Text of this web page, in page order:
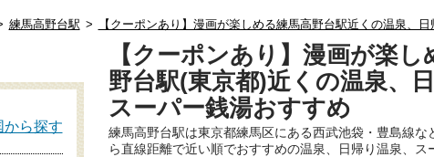
練馬高野台駅 > 【クーポンあり】漫画が楽しめる練馬高野台駅近くの温泉、
【クーポンあり】漫画が楽し
野台駅(東京都)近くの温泉、日
スーパー銭湯おすすめ
練馬高野台駅は東京都練馬区にある西武池袋・豊島線
ら直線距離で近い順でおすすめの温泉、日帰り温泉、ス
から探す